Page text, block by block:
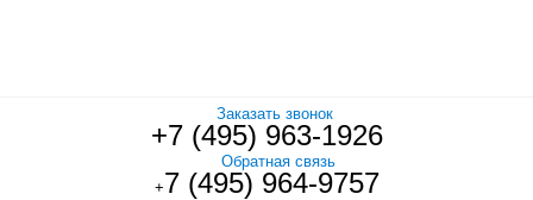
Заказать звонок
+7 (495) 963-1926
Обратная связь
+7 (495) 964-9757